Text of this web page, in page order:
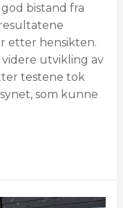
bistand fra
etter hensikten.
utvikling av
testene tok
som kunne